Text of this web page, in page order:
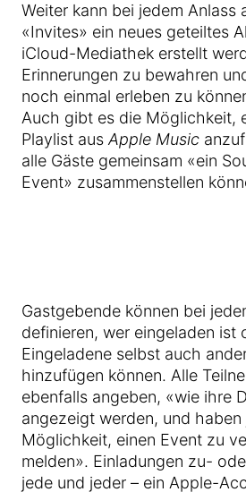
Weiter kann bei jedem Anlass
«Invites» ein neues geteiltes
iCloud-Mediathek erstellt
Erinnerungen zu bewahren
noch einmal erleben zu
Auch gibt es die Möglichkeit,
Playlist aus Apple Music
alle Gäste gemeinsam «ein
Event» zusammenstellen
Gastgebende können bei
definieren, wer eingeladen ist
Eingeladene selbst auch
hinzufügen können. Alle
ebenfalls angeben, «wie ihre
angezeigt werden, und
Möglichkeit, einen Event zu
melden». Einladungen zu-
jede und jeder – ein Apple-